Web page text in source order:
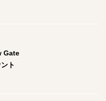
Gate
ト